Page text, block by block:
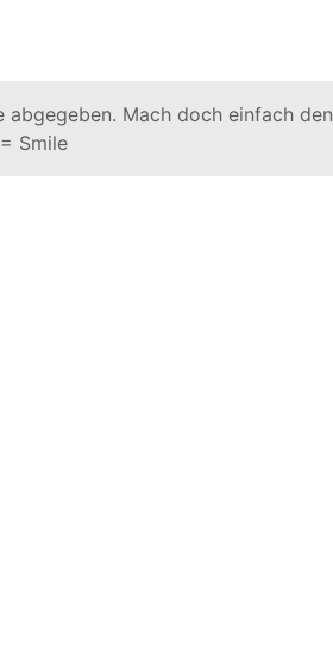
abgegeben. Mach doch einfach den